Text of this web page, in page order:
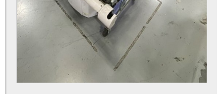
Desenvolvimento de máquinas industriais
Desenvolvimento de máquinas simples
Empresa de adequação nr12
Empresa de automação industrial sp